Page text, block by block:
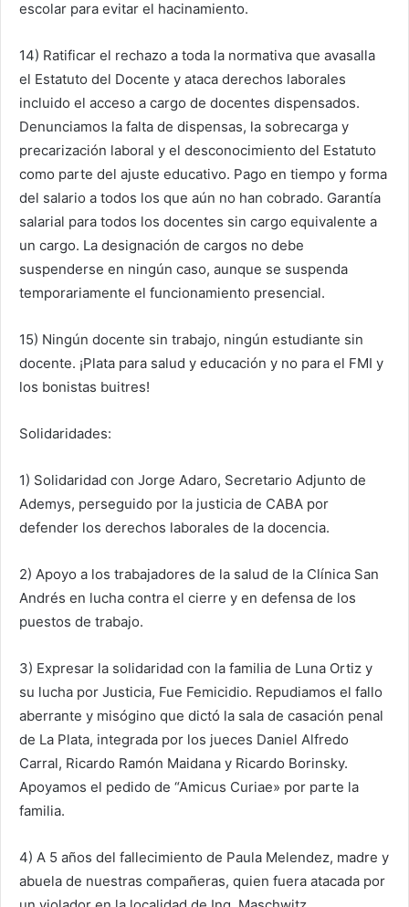
escolar para evitar el hacinamiento.
14) Ratificar el rechazo a toda la normativa que avasalla
el Estatuto del Docente y ataca derechos laborales
incluido el acceso a cargo de docentes dispensados.
Denunciamos la falta de dispensas, la sobrecarga y
precarización laboral y el desconocimiento del Estatuto
como parte del ajuste educativo. Pago en tiempo y forma
del salario a todos los que aún no han cobrado. Garantía
salarial para todos los docentes sin cargo equivalente a
un cargo. La designación de cargos no debe
suspenderse en ningún caso, aunque se suspenda
temporariamente el funcionamiento presencial.
15) Ningún docente sin trabajo, ningún estudiante sin
docente. ¡Plata para salud y educación y no para el FMI y
los bonistas buitres!
Solidaridades:
1) Solidaridad con Jorge Adaro, Secretario Adjunto de
Ademys, perseguido por la justicia de CABA por
defender los derechos laborales de la docencia.
2) Apoyo a los trabajadores de la salud de la Clínica San
Andrés en lucha contra el cierre y en defensa de los
puestos de trabajo.
3) Expresar la solidaridad con la familia de Luna Ortiz y
su lucha por Justicia, Fue Femicidio. Repudiamos el fallo
aberrante y misógino que dictó la sala de casación penal
de La Plata, integrada por los jueces Daniel Alfredo
Carral, Ricardo Ramón Maidana y Ricardo Borinsky.
Apoyamos el pedido de “Amicus Curiae» por parte la
familia.
4) A 5 años del fallecimiento de Paula Melendez, madre y
abuela de nuestras compañeras, quien fuera atacada por